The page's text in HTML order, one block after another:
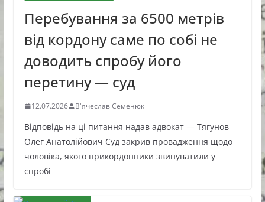
Перебування за 6500 метрів
від кордону саме по собі не
доводить спробу його
перетину — суд
12.07.2026 В'ячеслав Семенюк
Відповідь на ці питання надав адвокат — Тягунов
Олег Анатолійович Суд закрив провадження щодо
чоловіка, якого прикордонники звинуватили у
спробі